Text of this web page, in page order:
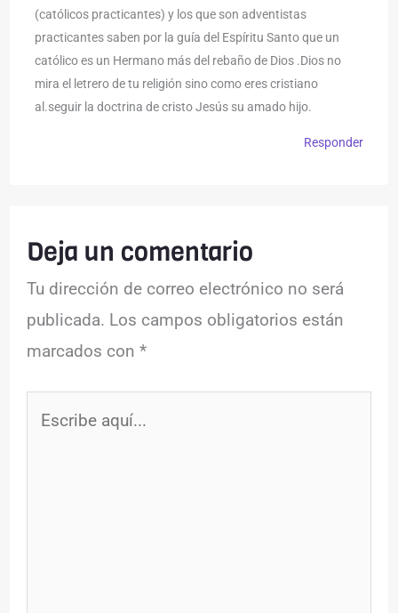
(católicos practicantes) y los que son adventistas
practicantes saben por la guía del Espíritu Santo que un
católico es un Hermano más del rebaño de Dios .Dios no
mira el letrero de tu religión sino como eres cristiano
al.seguir la doctrina de cristo Jesús su amado hijo.
Responder
Deja un comentario
Tu dirección de correo electrónico no será
publicada. Los campos obligatorios están
marcados con*